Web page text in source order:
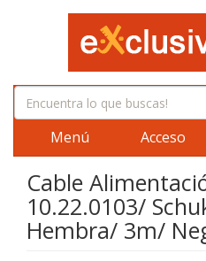
Menú Acceso
Cable
10.22.0103/
Hembra/ 3m/